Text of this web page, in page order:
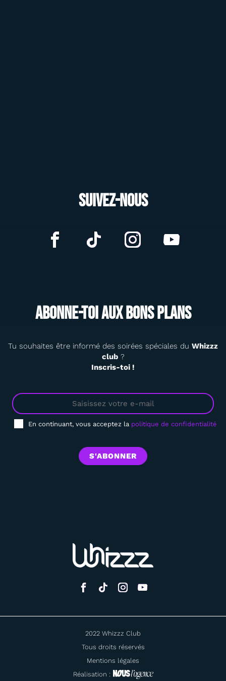
Suivez-nous
Abonne-toi aux bons plans
Tu souhaites être informé des soirées spéciales du Whizzz
club?
Inscris-toi !
En continuant, vous acceptez la politique de confidentialité
2022 Whizzz Club
Tous droits réservés
Mentions légales
Réalisation :